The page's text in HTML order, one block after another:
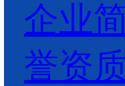
企业
誉资